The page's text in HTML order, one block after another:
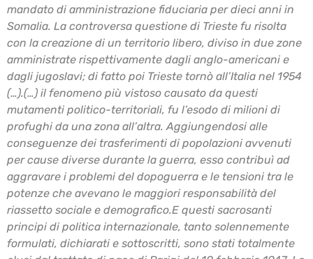
mandato di amministrazione fiduciaria per dieci anni in
Somalia. La controversa questione di Trieste fu risolta
con la creazione di un territorio libero, diviso in due zone
amministrate rispettivamente dagli anglo-americani e
dagli jugoslavi; di fatto poi Trieste tornò all’Italia nel 1954
(…).(…) il fenomeno più vistoso causato da questi
mutamenti politico-territoriali, fu l’esodo di milioni di
profughi da una zona all’altra. Aggiungendosi alle
conseguenze dei trasferimenti di popolazioni avvenuti
per cause diverse durante la guerra, esso contribuì ad
aggravare i problemi del dopoguerra e le tensioni tra le
potenze che avevano le maggiori responsabilità del
riassetto sociale e demografico.E questi sacrosanti
principi di politica internazionale, tanto solennemente
formulati, dichiarati e sottoscritti, sono stati totalmente